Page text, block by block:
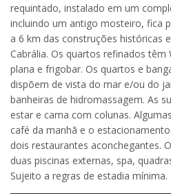
requintado, instalado em um
incluindo um antigo mosteiro, fica
a 6 km das construções históricas
Cabrália. Os quartos refinados têm
plana e frigobar. Os quartos e
dispõem de vista do mar e/ou do
banheiras de hidromassagem. As
estar e cama com colunas.
café da manhã e o
dois restaurantes aconchegantes.
duas piscinas externas, spa,
Sujeito a regras de estadia mínima.